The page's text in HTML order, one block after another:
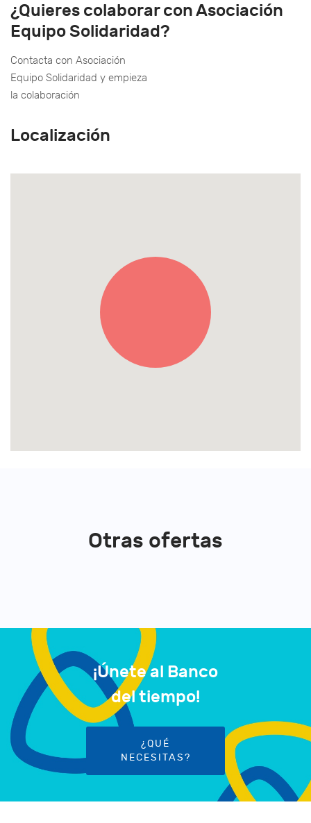
¿Quieres colaborar con Asociación
Equipo Solidaridad?
Contacta con Asociación
Equipo Solidaridad y empieza
la colaboración
Localización
Otras ofertas
¡Únete al Banco
del tiempo!
¿QUÉ
NECESITAS?